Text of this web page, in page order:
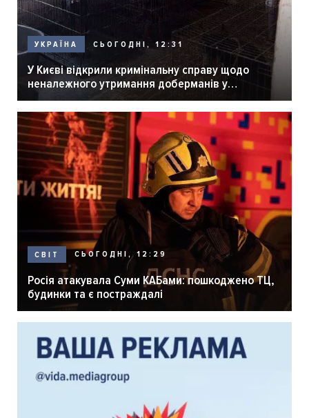
УКРАЇНА СЬОГОДНІ, 12:31
У Києві відкрили кримінальну справу щодо
неналежного утримання доберманів у
розпліднику
СВІТ СЬОГОДНІ, 12:29
Росія атакувала Суми КАБами: пошкоджено ТЦ,
будинки та є постраждалі